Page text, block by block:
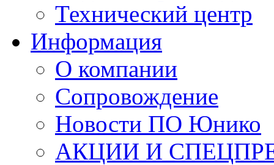
Технический центр
Информация
О компании
Сопровождение
Новости ПО Юнико
АКЦИИ И